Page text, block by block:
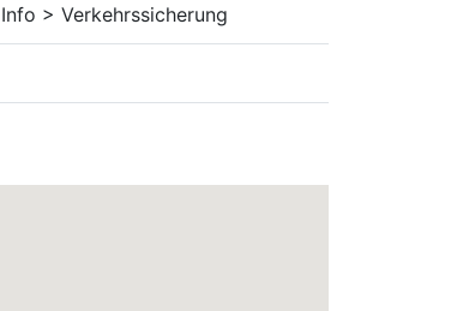
Info > Verkehrssicherung